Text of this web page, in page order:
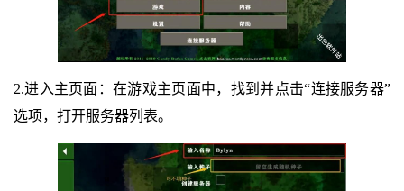
2.进入主页面：在游戏主页面中，找到并点击“连接服务器”
选项，打开服务器列表。